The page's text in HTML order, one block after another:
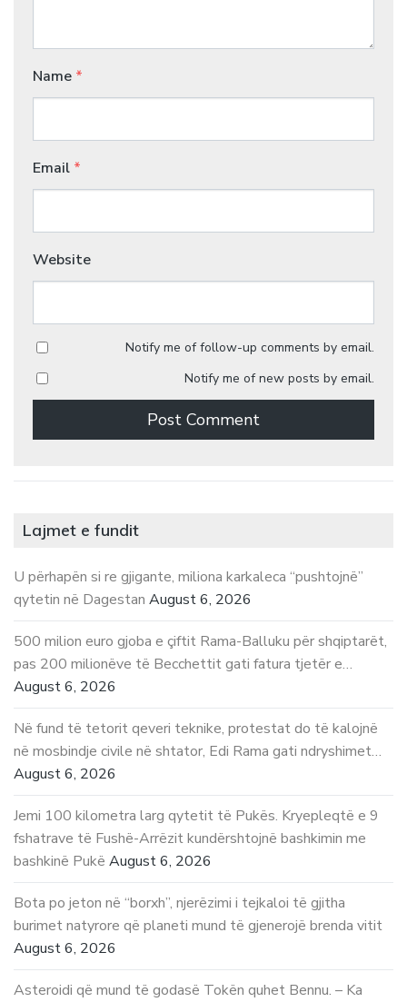
Name *
Email *
Website
Notify me of follow-up comments by email.
Notify me of new posts by email.
Lajmet e fundit
U përhapën si re gjigante, miliona karkaleca “pushtojnë”
qytetin në Dagestan August 6, 2026
500 milion euro gjoba e çiftit Rama-Balluku për shqiptarët,
pas 200 milionëve të Becchettit gati fatura tjetër e…
August 6, 2026
Në fund të tetorit qeveri teknike, protestat do të kalojnë
në mosbindje civile në shtator, Edi Rama gati ndryshimet…
August 6, 2026
Jemi 100 kilometra larg qytetit të Pukës. Kryepleqtë e 9
fshatrave të Fushë-Arrëzit kundërshtojnë bashkimin me
bashkinë Pukë August 6, 2026
Bota po jeton në “borxh”, njerëzimi i tejkaloi të gjitha
burimet natyrore që planeti mund të gjenerojë brenda vitit
August 6, 2026
Asteroidi që mund të godasë Tokën quhet Bennu. – Ka